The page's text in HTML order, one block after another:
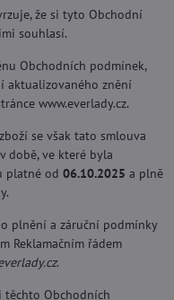
že si tyto Obchodní
souhlasí.
Obchodních podmínek,
aktualizovaného znění
www.everlady.cz.
se však tato smlouva
době, ve které byla
platné od 06.10.2025 a plně
plnění a záruční podmínky
Reklamačním řádem
.
těchto Obchodních